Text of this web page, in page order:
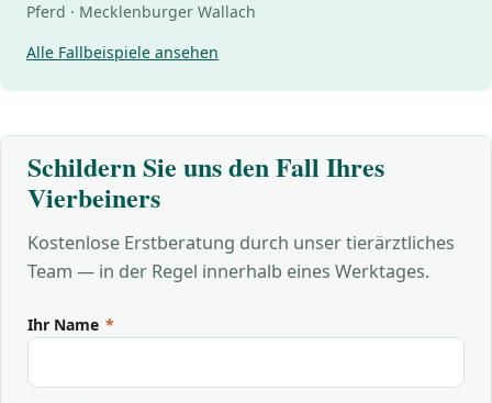
Pferd · Mecklenburger Wallach
Alle Fallbeispiele ansehen
Schildern Sie uns den Fall Ihres
Vierbeiners
Kostenlose Erstberatung durch unser tierärztliches
Team — in der Regel innerhalb eines Werktages.
Ihr Name *